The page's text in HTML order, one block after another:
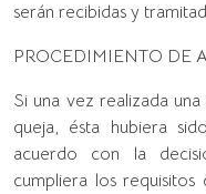
serán recibidas y
PROCEDIMIENTO DE
Si una vez realizada
queja, ésta hubiera
acuerdo con la
cumpliera los